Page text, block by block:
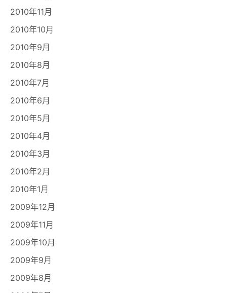
2010年11月
2010年10月
2010年9月
2010年8月
2010年7月
2010年6月
2010年5月
2010年4月
2010年3月
2010年2月
2010年1月
2009年12月
2009年11月
2009年10月
2009年9月
2009年8月